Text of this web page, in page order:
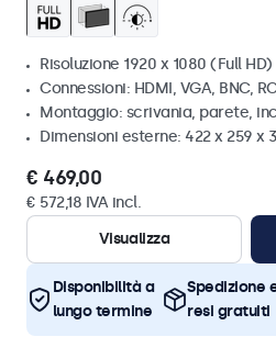
Risoluzione 1920 x 1080 (Full HD)
Connessioni: HDMI, VGA, BNC,
Montaggio: scrivania, parete,
Dimensioni esterne: 422 x 259 x
€ 469,00
€ 572,18 IVA incl.
Visualizza
Disponibilità a
lungo termine
Spedizione
resi gratuiti